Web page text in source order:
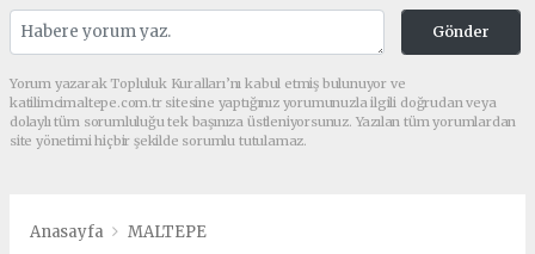
Gönder
Yorum yazarak Topluluk Kuralları’nı kabul etmiş bulunuyor ve
katilimcimaltepe.com.tr sitesine yaptığınız yorumunuzla ilgili doğrudan veya
dolaylı tüm sorumluluğu tek başınıza üstleniyorsunuz. Yazılan tüm yorumlardan
site yönetimi hiçbir şekilde sorumlu tutulamaz.
Anasayfa MALTEPE